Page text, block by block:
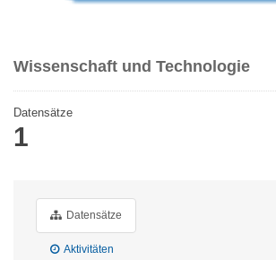
Wissenschaft und Technologie
Datensätze
1
Datensätze
Aktivitäten